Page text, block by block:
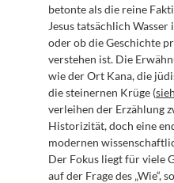
betonte als die reine
Jesus tatsächlich
oder ob die Geschichte
verstehen ist. Die
wie der Ort Kana, die
die steinernen Krüge (
verleihen der Erzählung
Historizität, doch eine
modernen
Der Fokus liegt für viele
auf der Frage des „Wie“,